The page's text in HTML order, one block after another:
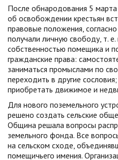
После обнародования 5
об освобождении крестьян
правовые положения,
получали личную свободу, т.
собственностью помещика и
гражданские права:
заниматься промыслами по
переходить в другие
приобретать движимое и
Для нового поземельного
решено создать сельские
Община решала вопросы
земельного фонда. Все
на сельском сходе,
помещичьего имения.